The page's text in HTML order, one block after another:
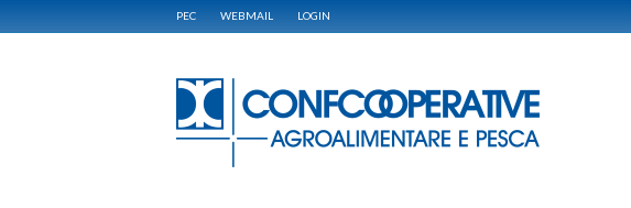
PEC WEBMAIL LOGIN